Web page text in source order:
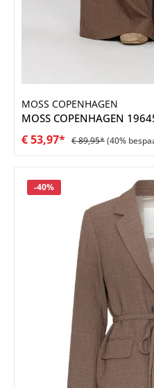
MOSS COPENHAGEN
MOSS COPENHAGEN
€ 53,97* € 89,95*(40%
Korting
-40%